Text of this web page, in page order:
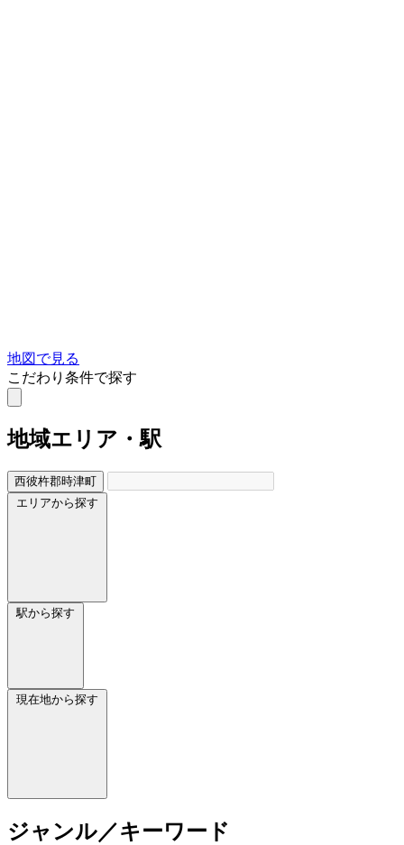
地図で見る
こだわり条件で探す
地域エリア・駅
西彼杵郡時津町
エリアから探す
駅から探す
現在地から探す
ジャンル／キーワード